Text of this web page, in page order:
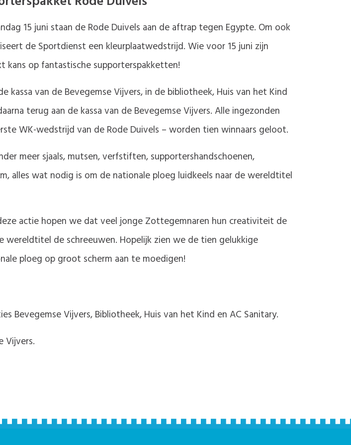
15 juni staan de Rode Duivels aan de aftrap tegen Egypte. Om ook
de Sportdienst een kleurplaatwedstrijd. Wie voor 15 juni zijn
kans op fantastische supporterspakketten!
kassa van de Bevegemse Vijvers, in de bibliotheek, Huis van het Kind
terug aan de kassa van de Bevegemse Vijvers. Alle ingezonden
WK-wedstrijd van de Rode Duivels – worden tien winnaars geloot.
meer sjaals, mutsen, verfstiften, supportershandschoenen,
alles wat nodig is om de nationale ploeg luidkeels naar de wereldtitel
actie hopen we dat veel jonge Zottegemnaren hun creativiteit de
wereldtitel de schreeuwen. Hopelijk zien we de tien gelukkige
ploeg op groot scherm aan te moedigen!
Bevegemse Vijvers, Bibliotheek, Huis van het Kind en AC Sanitary.
Vijvers.